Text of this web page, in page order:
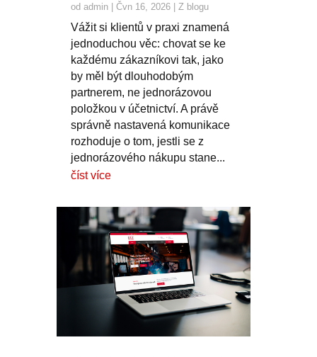
od admin| Čvn 16, 2026| Z blogu
Vážit si klientů v praxi znamená
jednoduchou věc: chovat se ke
každému zákazníkovi tak, jako
by měl být dlouhodobým
partnerem, ne jednorázovou
položkou v účetnictví. A právě
správně nastavená komunikace
rozhoduje o tom, jestli se z
jednorázového nákupu stane...
číst více